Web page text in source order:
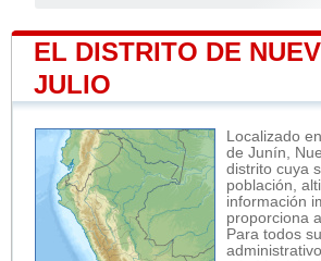
EL DISTRITO DE
JULIO
Localizado
de Junín,
distrito cuya
población,
información
proporciona
Para todos